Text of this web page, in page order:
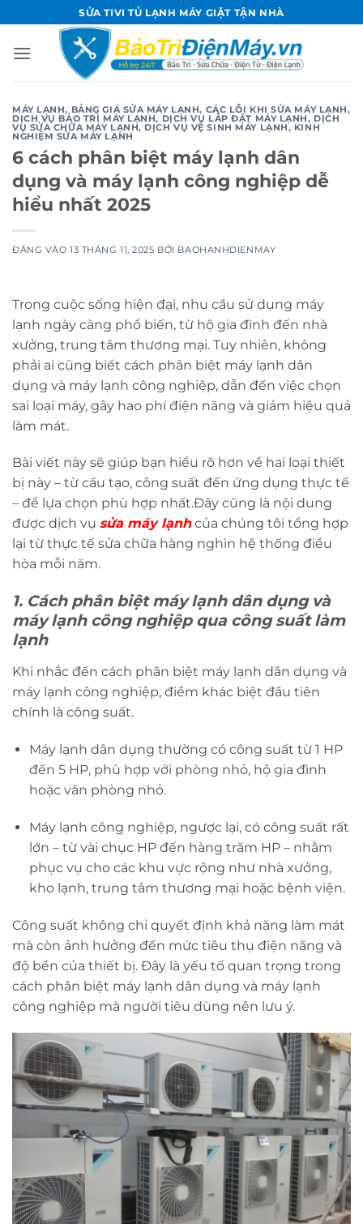
qua
nội
SỬA TIVI TỦ LẠNH MÁY GIẶT TẬN NHÀ
MÁY LẠNH, BẢNG GIÁ SỬA MÁY LẠNH, CÁC LỖI KHI SỬA MÁY LẠNH,
DỊCH VỤ BẢO TRÌ MÁY LẠNH, DỊCH VỤ LẮP ĐẶT MÁY LẠNH, DỊCH
VỤ SỬA CHỮA MÁY LẠNH, DỊCH VỤ VỆ SINH MÁY LẠNH, KINH
NGHIỆM SỬA MÁY LẠNH
6 cách phân biệt máy lạnh dân
dụng và máy lạnh công nghiệp dễ
hiểu nhất 2025
ĐĂNG VÀO13 THÁNG 11, 2025 BỞI BAOHANHDIENMAY
Trong cuộc sống hiện đại, nhu cầu sử dụng máy
lạnh ngày càng phổ biến, từ hộ gia đình đến nhà
xưởng, trung tâm thương mại. Tuy nhiên, không
phải ai cũng biết cách phân biệt máy lạnh dân
dụng và máy lạnh công nghiệp, dẫn đến việc chọn
sai loại máy, gây hao phí điện năng và giảm hiệu quả
làm mát.
Bài viết này sẽ giúp bạn hiểu rõ hơn về hai loại thiết
bị này – từ cấu tạo, công suất đến ứng dụng thực tế
– để lựa chọn phù hợp nhất.Đây cũng là nội dung
được dịch vụ sửa máy lạnhcủa chúng tôi tổng hợp
lại từ thực tế sửa chữa hàng nghìn hệ thống điều
hòa mỗi năm.
1. Cách phân biệt máy lạnh dân dụng và
máy lạnh công nghiệp qua công suất làm
lạnh
Khi nhắc đến cách phân biệt máy lạnh dân dụng và
máy lạnh công nghiệp, điểm khác biệt đầu tiên
chính là công suất.
Máy lạnh dân dụng thường có công suất từ 1 HP
đến 5 HP, phù hợp với phòng nhỏ, hộ gia đình
hoặc văn phòng nhỏ.
Máy lạnh công nghiệp, ngược lại, có công suất rất
lớn – từ vài chục HP đến hàng trăm HP – nhằm
phục vụ cho các khu vực rộng như nhà xưởng,
kho lạnh, trung tâm thương mại hoặc bệnh viện.
Công suất không chỉ quyết định khả năng làm mát
mà còn ảnh hưởng đến mức tiêu thụ điện năng và
độ bền của thiết bị. Đây là yếu tố quan trọng trong
cách phân biệt máy lạnh dân dụng và máy lạnh
công nghiệp mà người tiêu dùng nên lưu ý.